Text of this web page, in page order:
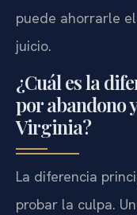
puede ahorrarle
juicio.
¿Cuál es la
por abandono
Virginia?
La diferencia
probar la culpa.